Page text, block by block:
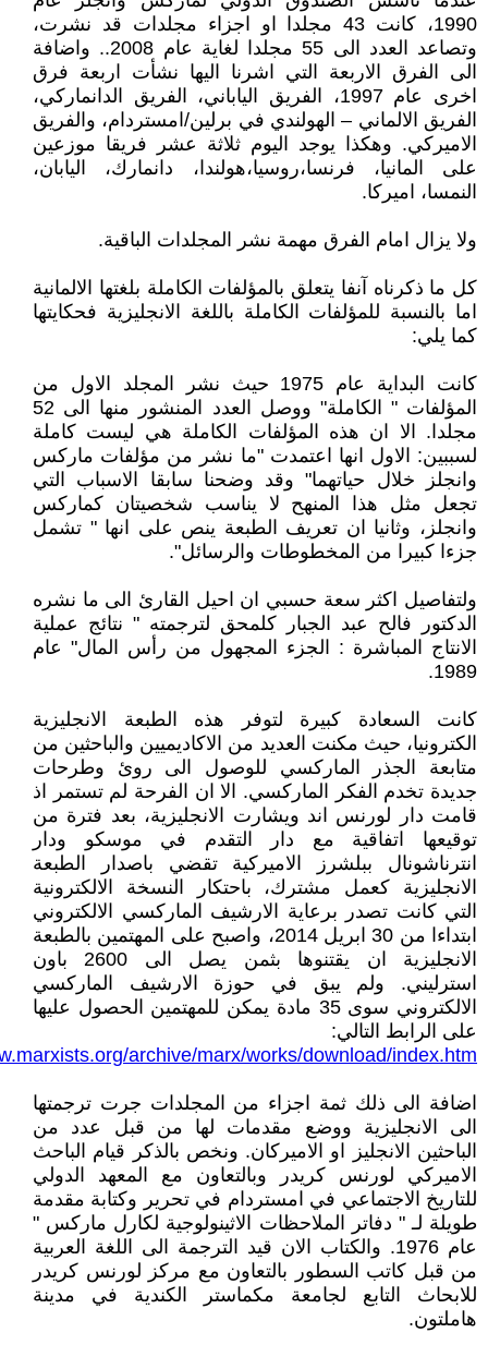
1990، كانت 43 مجلدا او اجزاء مجلدات قد نشرت،
وتصاعد العدد الى 55 مجلدا لغاية عام 2008.. واضافة
الى الفرق الاربعة التي اشرنا اليها نشأت اربعة فرق
اخرى عام 1997، الفريق الياباني، الفريق الدانماركي،
الفريق الالماني – الهولندي في برلين/امستردام، والفريق
الاميركي. وهكذا يوجد اليوم ثلاثة عشر فريقا موزعين
على المانيا، فرنسا،روسيا،هولندا، دانمارك، اليابان،
النمسا، اميركا.
ولا يزال امام الفرق مهمة نشر المجلدات الباقية.
كل ما ذكرناه آنفا يتعلق بالمؤلفات الكاملة بلغتها الالمانية
اما بالنسبة للمؤلفات الكاملة باللغة الانجليزية فحكايتها
كما يلي:
كانت البداية عام 1975 حيث نشر المجلد الاول من
المؤلفات " الكاملة" ووصل العدد المنشور منها الى 52
مجلدا. الا ان هذه المؤلفات الكاملة هي ليست كاملة
لسببين: الاول انها اعتمدت "ما نشر من مؤلفات ماركس
وانجلز خلال حياتهما" وقد وضحنا سابقا الاسباب التي
تجعل مثل هذا المنهح لا يناسب شخصيتان كماركس
وانجلز، وثانيا ان تعريف الطبعة ينص على انها " تشمل
جزءا كبيرا من المخطوطات والرسائل".
ولتفاصيل اكثر سعة حسبي ان احيل القارئ الى ما نشره
الدكتور فالح عبد الجبار كلمحق لترجمته " نتائج عملية
الانتاج المباشرة : الجزء المجهول من رأس المال" عام
1989.
كانت السعادة كبيرة لتوفر هذه الطبعة الانجليزية
الكترونيا، حيث مكنت العديد من الاكاديميين والباحثين من
متابعة الجذر الماركسي للوصول الى روئ وطرحات
جديدة تخدم الفكر الماركسي. الا ان الفرحة لم تستمر اذ
قامت دار لورنس اند ويشارت الانجليزية، بعد فترة من
توقيعها اتفاقية مع دار التقدم في موسكو ودار
انترناشونال ببلشرز الاميركية تقضي باصدار الطبعة
الانجليزية كعمل مشترك، باحتكار النسخة الالكترونية
التي كانت تصدر برعاية الارشيف الماركسي الالكتروني
ابتداءا من 30 ابريل 2014، واصبح على المهتمين بالطبعة
الانجليزية ان يقتنوها بثمن يصل الى 2600 باون
استرليني. ولم يبق في حوزة الارشيف الماركسي
الالكتروني سوى 35 مادة يمكن للمهتمين الحصول عليها
على الرابط التالي:
archive/marx/works/download/index.htm
اضافة الى ذلك ثمة اجزاء من المجلدات جرت ترجمتها
الى الانجليزية ووضع مقدمات لها من قبل عدد من
الباحثين الانجليز او الاميركان. ونخص بالذكر قيام الباحث
الاميركي لورنس كريدر وبالتعاون مع المعهد الدولي
للتاريخ الاجتماعي في امستردام في تحرير وكتابة مقدمة
طويلة لـ " دفاتر الملاحظات الاثينولوجية لكارل ماركس "
عام 1976. والكتاب الان قيد الترجمة الى اللغة العربية
من قبل كاتب السطور بالتعاون مع مركز لورنس كريدر
للابحاث التابع لجامعة مكماستر الكندية في مدينة
هاملتون.